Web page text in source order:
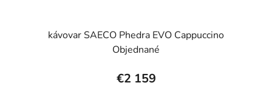
kávovar SAECO Phedra EVO Cappuccino
Objednané
€2 159